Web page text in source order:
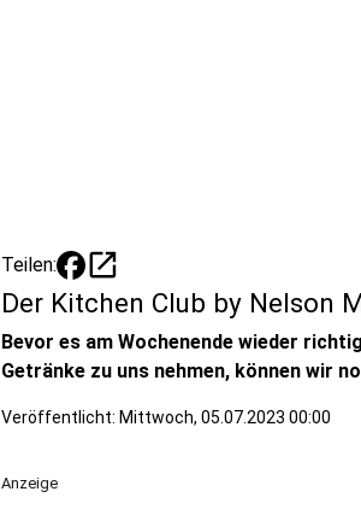
Teilen: open_in_new
Der Kitchen Club by Nelson
Bevor es am Wochenende wieder
Getränke zu uns nehmen, können wir
Veröffentlicht: Mittwoch, 05.07.2023 00:00
Anzeige